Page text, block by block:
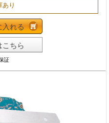
あり
入れる
こちら
証